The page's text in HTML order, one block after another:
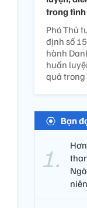
trong
Phó Thủ
định số
hành
huấn
quả
Bạn